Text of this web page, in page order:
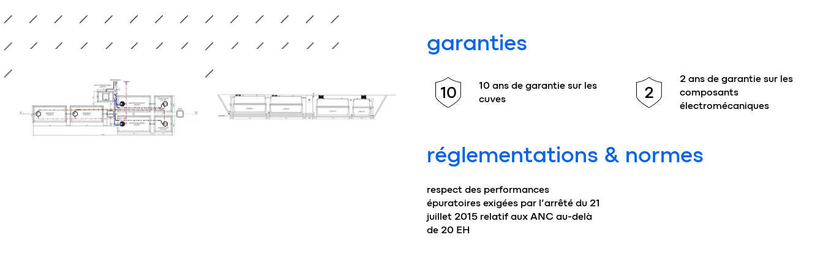
garanties
10
10 ans de garantie sur les
cuves
2
2 ans de garantie sur les
composants
électromécaniques
réglementations & normes
respect des performances
épuratoires exigées par l’arrêté du 21
juillet 2015 relatif aux ANC au-delà
de 20 EH